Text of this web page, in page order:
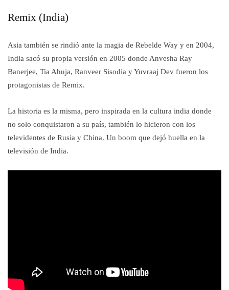
Remix (India)
Asia también se rindió ante la magia de Rebelde Way y en 2004,
India sacó su propia versión en 2005 donde Anvesha Ray
Banerjee, Tia Ahuja, Ranveer Sisodia y Yuvraaj Dev fueron los
protagonistas de Remix.
La historia es la misma, pero inspirada en la cultura india donde
no solo conquistaron a su país, también lo hicieron con los
televidentes de Rusia y China. Un boom que dejó huella en la
televisión de India.